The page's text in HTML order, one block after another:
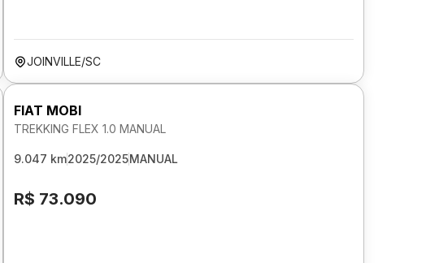
JOINVILLE/SC
FIAT MOBI
TREKKING FLEX 1.0 MANUAL
9.047 km2025/2025MANUAL
R$ 73.090